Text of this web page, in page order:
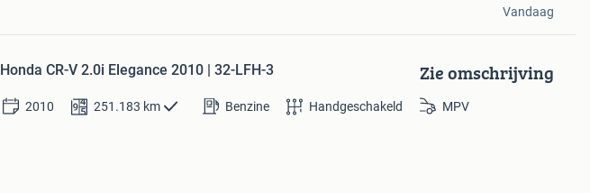
Vandaag
Honda CR-V 2.0i Elegance 2010 | 32-LFH-3 Zie omschrijving
2010 251.183 km Benzine Handgeschakeld MPV